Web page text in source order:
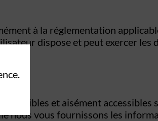
à la réglementation
dispose et peut exercer les
et aisément accessibles
nous vous fournissons les